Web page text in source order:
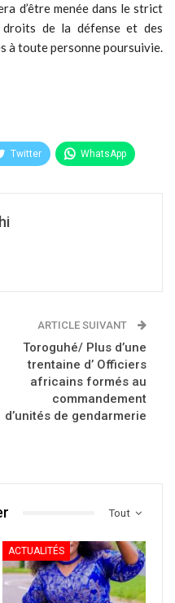
d’être menée dans le strict
de la défense et des
à toute personne poursuivie.
Twitter WhatsApp
ARTICLE SUIVANT
Toroguhé/ Plus d’une
trentaine d’ Officiers
africains formés au
commandement
d’unités de gendarmerie
Tout
ACTUALITÉS